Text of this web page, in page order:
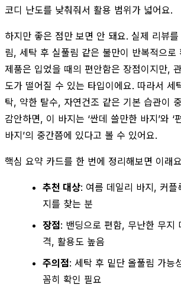
코디 난도를 낮춰줘서 활용 범위가 넓어요.
하지만 좋은 점만 보면 안 돼요. 실제 리뷰
림, 세탁 후 실풀림 같은 불만이 반복적으로
제품은 입었을 때의 편안함은 장점이지만,
도가 떨어질 수 있는 타입이에요. 따라서 세
탁, 약한 탈수, 자연건조 같은 기본 습관이
감안하면, 이 바지는 ‘싼데 쓸만한 바지’와 ‘
바지’의 중간쯤에 있다고 볼 수 있어요.
핵심 요약 카드를 한 번에 정리해보면 이래
추천 대상: 여름 데일리 바지, 커
지를 찾는 분
장점: 밴딩으로 편함, 무난한 무지
격, 활용도 높음
주의점: 세탁 후 밑단 올풀림 가능
꼼히 확인 필요